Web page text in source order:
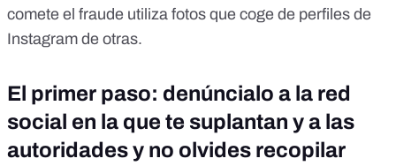
comete el fraude utiliza fotos que coge de perfiles de
Instagram de otras.
El primer paso: denúncialo a la red
social en la que te suplantan y a las
autoridades y no olvides recopilar